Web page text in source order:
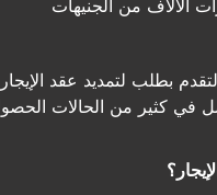
في كثیر من الحالات